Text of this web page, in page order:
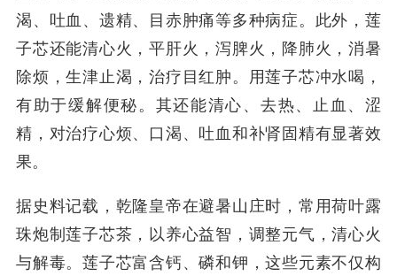
渴、吐血、遗精、目赤肿痛等多种病症。此外，莲
子芯还能清心火，平肝火，泻脾火，降肺火，消暑
除烦，生津止渴，治疗目红肿。用莲子芯冲水喝，
有助于缓解便秘。其还能清心、去热、止血、涩
精，对治疗心烦、口渴、吐血和补肾固精有显著效
果。
据史料记载，乾隆皇帝在避暑山庄时，常用荷叶露
珠炮制莲子芯茶，以养心益智，调整元气，清心火
与解毒。莲子芯富含钙、磷和钾，这些元素不仅构